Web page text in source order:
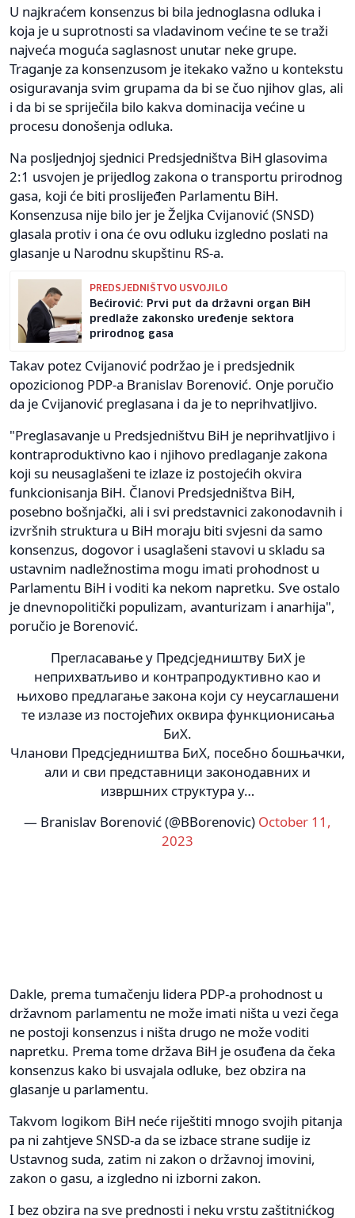
U najkraćem konsenzus bi bila jednoglasna odluka i
koja je u suprotnosti sa vladavinom većine te se traži
najveća moguća saglasnost unutar neke grupe.
Traganje za konsenzusom je itekako važno u kontekstu
osiguravanja svim grupama da bi se čuo njihov glas, ali
i da bi se spriječila bilo kakva dominacija većine u
procesu donošenja odluka.
Na posljednjoj sjednici Predsjedništva BiH glasovima
2:1 usvojen je prijedlog zakona o transportu prirodnog
gasa, koji će biti proslijeđen Parlamentu BiH.
Konsenzusa nije bilo jer je Željka Cvijanović (SNSD)
glasala protiv i ona će ovu odluku izgledno poslati na
glasanje u Narodnu skupštinu RS-a.
PREDSJEDNIŠTVO USVOJILO
Bećirović: Prvi put da državni organ BiH
predlaže zakonsko uređenje sektora
prirodnog gasa
Takav potez Cvijanović podržao je i predsjednik
opozicionog PDP-a Branislav Borenović. Onje poručio
da je Cvijanović preglasana i da je to neprihvatljivo.
"Preglasavanje u Predsjedništvu BiH je neprihvatljivo i
kontraproduktivno kao i njihovo predlaganje zakona
koji su neusaglašeni te izlaze iz postojećih okvira
funkcionisanja BiH. Članovi Predsjedništva BiH,
posebno bošnjački, ali i svi predstavnici zakonodavnih i
izvršnih struktura u BiH moraju biti svjesni da samo
konsenzus, dogovor i usaglašeni stavovi u skladu sa
ustavnim nadležnostima mogu imati prohodnost u
Parlamentu BiH i voditi ka nekom napretku. Sve ostalo
je dnevnopolitički populizam, avanturizam i anarhija",
poručio je Borenović.
Прегласавање у Предсједништву БиХ је
неприхватљиво и контрапродуктивно као и
њихово предлагање закона који су неусаглашени
те излазе из постојећих оквира функционисања
БиХ.
Чланови Предсједништва БиХ, посебно бошњачки,
али и сви представници законодавних и
извршних структура у…
— Branislav Borenović (@BBorenovic) October 11,
2023
Dakle, prema tumačenju lidera PDP-a prohodnost u
državnom parlamentu ne može imati ništa u vezi čega
ne postoji konsenzus i ništa drugo ne može voditi
napretku. Prema tome država BiH je osuđena da čeka
konsenzus kako bi usvajala odluke, bez obzira na
glasanje u parlamentu.
Takvom logikom BiH neće riještiti mnogo svojih pitanja
pa ni zahtjeve SNSD-a da se izbace strane sudije iz
Ustavnog suda, zatim ni zakon o državnoj imovini,
zakon o gasu, a izgledno ni izborni zakon.
I bez obzira na sve prednosti i neku vrstu zaštitnićkog